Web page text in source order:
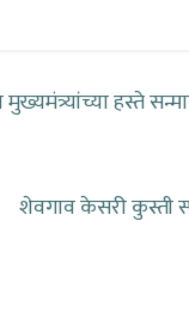
हस्ते
शेवगाव केसरी कुस्ती